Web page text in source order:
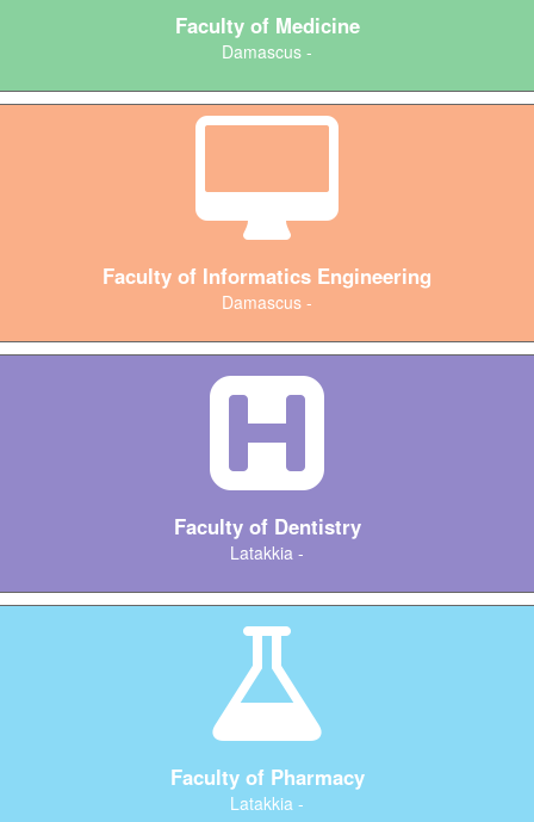
Faculty of Medicine
Damascus -
Faculty of Informatics Engineering
Damascus -
Faculty of Dentistry
Latakkia -
Faculty of Pharmacy
Latakkia -